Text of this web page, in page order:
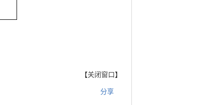
【关闭窗口 】
分享